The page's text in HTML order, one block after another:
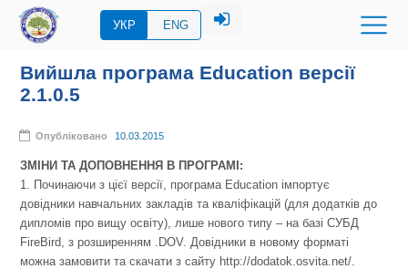
УКР ENG
Вийшла програма Education версії
2.1.0.5
Опубліковано 10.03.2015
ЗМІНИ ТА ДОПОВНЕННЯ В ПРОГРАМІ:
1. Починаючи з цієї версії, програма Education імпортує
довідники навчальних закладів та кваліфікацій (для додатків до
дипломів про вищу освіту), лише нового типу – на базі СУБД
FireBird, з розширенням .DOV. Довідники в новому форматі
можна замовити та скачати з сайту http://dodatok.osvita.net/.